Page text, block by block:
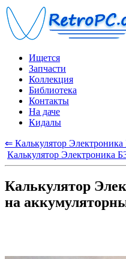
Ищется
Запчасти
Коллекция
Библиотека
Контакты
На даче
Кидалы
⇐ Калькулятор Электроника
Калькулятор Электроника
Калькулятор
на